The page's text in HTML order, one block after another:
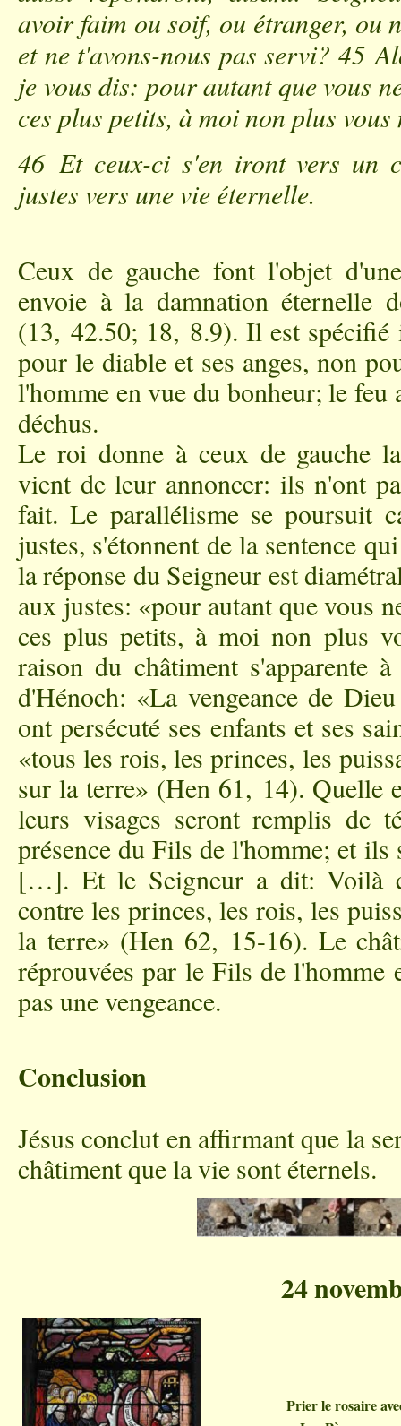
avoir faim ou soif, ou étranger, ou
et ne t'avons-nous pas servi? 45
je vous dis: pour autant que vous
ces plus petits, à moi non plus
46 Et ceux-ci s'en iront vers un
justes vers une vie éternelle.
Ceux de gauche font l'objet
envoie à la damnation éternelle
(13, 42.50; 18, 8.9). Il est spécifié
pour le diable et ses anges, non
l'homme en vue du bonheur; le feu
déchus.
Le roi donne à ceux de gauche
vient de leur annoncer: ils n'ont
fait. Le parallélisme se poursuit
justes, s'étonnent de la sentence
la réponse du Seigneur est
aux justes: «pour autant que vous
ces plus petits, à moi non plus
raison du châtiment s'apparente
d'Hénoch: «La vengeance de
ont persécuté ses enfants et ses
«tous les rois, les princes, les
sur la terre» (Hen 61, 14). Quelle
leurs visages seront remplis de
présence du Fils de l'homme; et
[…]. Et le Seigneur a dit: Voilà
contre les princes, les rois, les
la terre» (Hen 62, 15-16). Le
réprouvées par le Fils de l'homme
pas une vengeance.
Conclusion
Jésus conclut en affirmant que la
châtiment que la vie sont éternels.
24
Prier le rosaire